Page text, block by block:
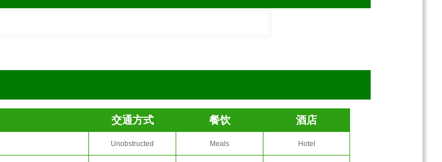
交通方式 餐饮 酒店
Unobstructed Meals Hotel